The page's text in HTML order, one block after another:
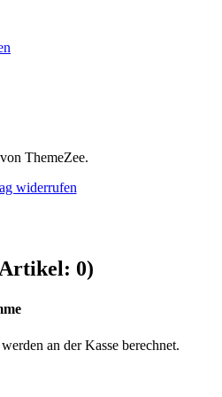
ThemeZee.
widerrufen
0)
an der Kasse berechnet.